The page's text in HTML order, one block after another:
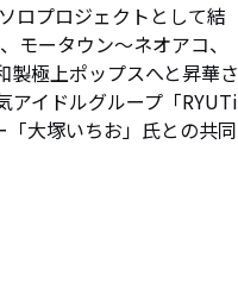
ロプロジェクトとして結
モータウン〜ネオアコ、
極上ポップスへと昇華さ
アイドルグループ「RYUTi
大塚いちお」氏との共同